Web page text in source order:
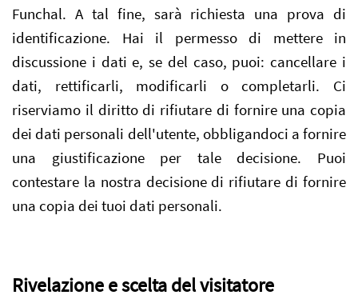
Funchal. A tal fine, sarà richiesta una prova di
identificazione. Hai il permesso di mettere in
discussione i dati e, se del caso, puoi: cancellare i
dati, rettificarli, modificarli o completarli. Ci
riserviamo il diritto di rifiutare di fornire una copia
dei dati personali dell'utente, obbligandoci a fornire
una giustificazione per tale decisione. Puoi
contestare la nostra decisione di rifiutare di fornire
una copia dei tuoi dati personali.
Rivelazione e scelta del visitatore